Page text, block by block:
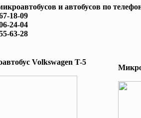
и автобусов по
18-09
24-04
63-28
Volkswagen T-5